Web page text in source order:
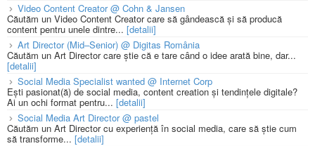
Video Content Creator @ Cohn & Jansen
Căutăm un Video Content Creator care să gândească și să producă
content pentru unele dintre... [detalii]
Art Director (Mid–Senior) @ Digitas România
Căutăm un Art Director care știe că e tare când o idee arată bine, dar...
[detalii]
Social Media Specialist wanted @ Internet Corp
Ești pasionat(ă) de social media, content creation și tendințele digitale?
Ai un ochi format pentru... [detalii]
Social Media Art Director @ pastel
Căutăm un Art Director cu experiență în social media, care să știe cum
să transforme... [detalii]